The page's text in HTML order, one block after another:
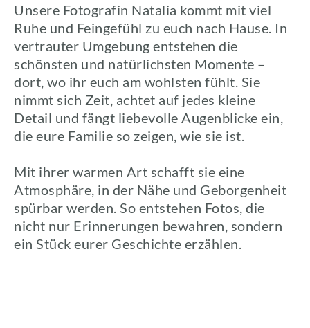
Unsere Fotografin Natalia kommt mit viel
Ruhe und Feingefühl zu euch nach Hause. In
vertrauter Umgebung entstehen die
schönsten und natürlichsten Momente –
dort, wo ihr euch am wohlsten fühlt. Sie
nimmt sich Zeit, achtet auf jedes kleine
Detail und fängt liebevolle Augenblicke ein,
die eure Familie so zeigen, wie sie ist.
Mit ihrer warmen Art schafft sie eine
Atmosphäre, in der Nähe und Geborgenheit
spürbar werden. So entstehen Fotos, die
nicht nur Erinnerungen bewahren, sondern
ein Stück eurer Geschichte erzählen.